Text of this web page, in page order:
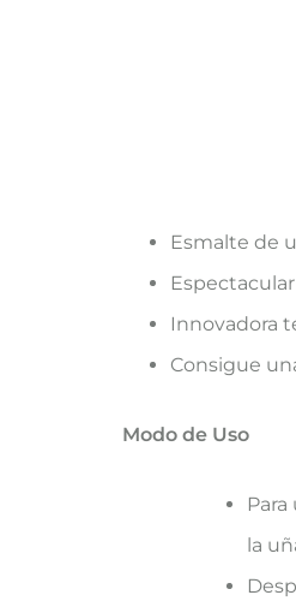
Esmalte de
Innovadora
Consigue
Modo de Uso
la